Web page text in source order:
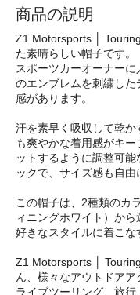
商品の説明
Z1 Motorsports │
た素晴らしい帽子です。
スポーツカーオーナー
のエンブレムを刺繍し
感があります。
汗を素早く吸収して乾
も爽やかな着用感がキ
ットするように調整可
ックで、サイズ感も自由
この帽子は、2種類のカ
ィニングホワイト）から
好きなスタイルに着こな
Z1 Motorsports │
ん、様々なアウトドア
ライブツーリング、旅